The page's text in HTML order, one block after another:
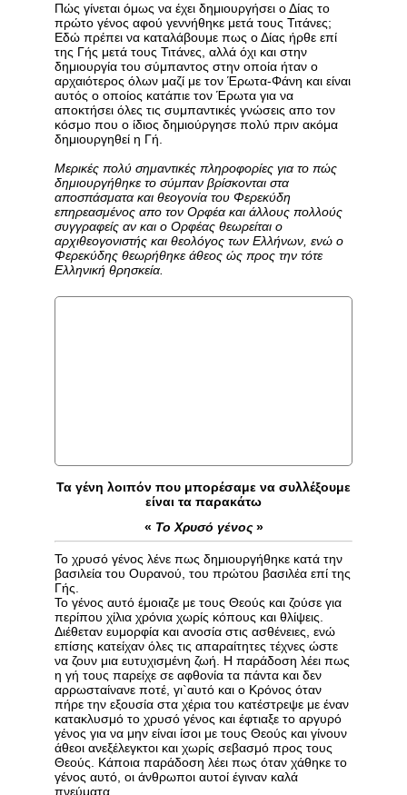
Πώς γίνεται όμως να έχει δημιουργήσει ο Δίας το
πρώτο γένος αφού γεννήθηκε μετά τους Τιτάνες;
Εδώ πρέπει να καταλάβουμε πως ο Δίας ήρθε επί
της Γής μετά τους Τιτάνες, αλλά όχι και στην
δημιουργία του σύμπαντος στην οποία ήταν ο
αρχαιότερος όλων μαζί με τον Έρωτα-Φάνη και είναι
αυτός ο οποίος κατάπιε τον Έρωτα για να
αποκτήσει όλες τις συμπαντικές γνώσεις απο τον
κόσμο που ο ίδιος δημιούργησε πολύ πριν ακόμα
δημιουργηθεί η Γή.
Μερικές πολύ σημαντικές πληροφορίες για το πώς
δημιουργήθηκε το σύμπαν βρίσκονται στα
αποσπάσματα και θεογονία του Φερεκύδη
επηρεασμένος απο τον Ορφέα και άλλους πολλούς
συγγραφείς αν και ο Ορφέας θεωρείται ο
αρχιθεογονιστής και θεολόγος των Ελλήνων, ενώ ο
Φερεκύδης θεωρήθηκε άθεος ώς προς την τότε
Ελληνική θρησκεία.
Τα γένη λοιπόν που μπορέσαμε να συλλέξουμε
είναι τα παρακάτω
« Το Χρυσό γένος»
Το χρυσό γένος λένε πως δημιουργήθηκε κατά την
βασιλεία του Ουρανού, του πρώτου βασιλέα επί της
Γής.
Το γένος αυτό έμοιαζε με τους Θεούς και ζούσε για
περίπου χίλια χρόνια χωρίς κόπους και θλίψεις.
Διέθεταν ευμορφία και ανοσία στις ασθένειες, ενώ
επίσης κατείχαν όλες τις απαραίτητες τέχνες ώστε
να ζουν μια ευτυχισμένη ζωή. Η παράδοση λέει πως
η γή τους παρείχε σε αφθονία τα πάντα και δεν
αρρωσταίνανε ποτέ, γι`αυτό και ο Κρόνος όταν
πήρε την εξουσία στα χέρια του κατέστρεψε με έναν
κατακλυσμό το χρυσό γένος και έφτιαξε το αργυρό
γένος για να μην είναι ίσοι με τους Θεούς και γίνουν
άθεοι ανεξέλεγκτοι και χωρίς σεβασμό προς τους
Θεούς. Κάποια παράδοση λέει πως όταν χάθηκε το
γένος αυτό, οι άνθρωποι αυτοί έγιναν καλά
πνεύματα.